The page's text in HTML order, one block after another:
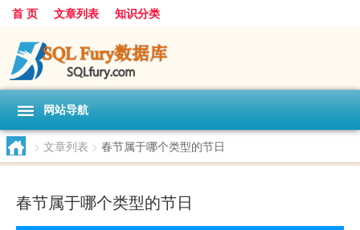
首 页 文章列表 知识分类
网站导航
> 文章列表 > 春节属于哪个类型的节日
春节属于哪个类型的节日